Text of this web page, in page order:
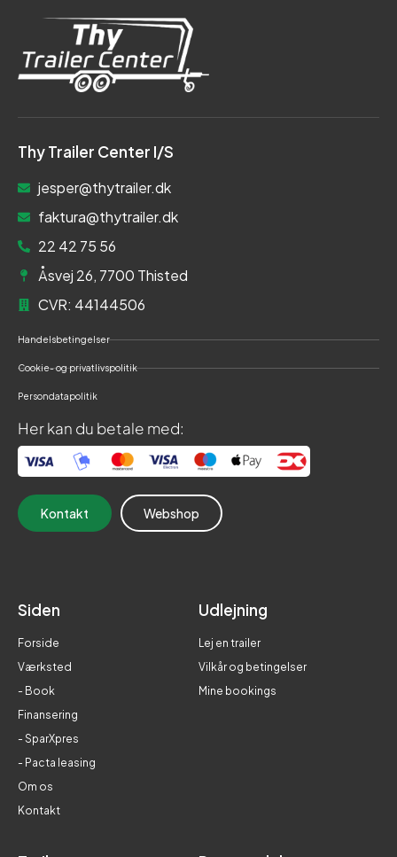
Thy Trailer Center I/S
jesper@thytrailer.dk
faktura@thytrailer.dk
22 42 75 56
Åsvej 26, 7700 Thisted
CVR: 44144506
Handelsbetingelser
Cookie- og privatlivspolitik
Persondatapolitik
Her kan du betale med:
Kontakt Webshop
Siden
Forside
Værksted
- Book
Finansering
- SparXpres
- Pacta leasing
Om os
Kontakt
Udlejning
Lej en trailer
Vilkår og betingelser
Mine bookings